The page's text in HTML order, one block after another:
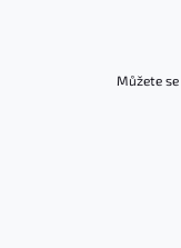
Můžete